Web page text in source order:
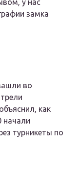
у нас
замка
во
как
начали
турникеты по